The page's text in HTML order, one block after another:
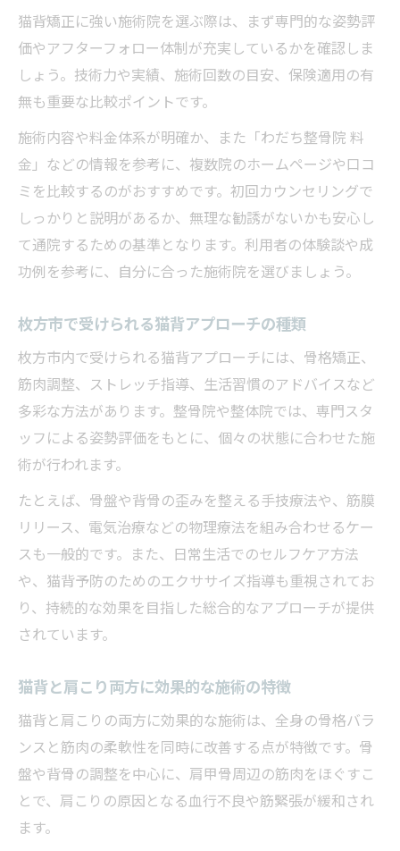
猫背矯正に強い施術院を選ぶ際は、まず専門的な姿勢評
価やアフターフォロー体制が充実しているかを確認しま
しょう。技術力や実績、施術回数の目安、保険適用の有
無も重要な比較ポイントです。
施術内容や料金体系が明確か、また「わだち整骨院 料
金」などの情報を参考に、複数院のホームページや口コ
ミを比較するのがおすすめです。初回カウンセリングで
しっかりと説明があるか、無理な勧誘がないかも安心し
て通院するための基準となります。利用者の体験談や成
功例を参考に、自分に合った施術院を選びましょう。
枚方市で受けられる猫背アプローチの種類
枚方市内で受けられる猫背アプローチには、骨格矯正、
筋肉調整、ストレッチ指導、生活習慣のアドバイスなど
多彩な方法があります。整骨院や整体院では、専門スタ
ッフによる姿勢評価をもとに、個々の状態に合わせた施
術が行われます。
たとえば、骨盤や背骨の歪みを整える手技療法や、筋膜
リリース、電気治療などの物理療法を組み合わせるケー
スも一般的です。また、日常生活でのセルフケア方法
や、猫背予防のためのエクササイズ指導も重視されてお
り、持続的な効果を目指した総合的なアプローチが提供
されています。
猫背と肩こり両方に効果的な施術の特徴
猫背と肩こりの両方に効果的な施術は、全身の骨格バラ
ンスと筋肉の柔軟性を同時に改善する点が特徴です。骨
盤や背骨の調整を中心に、肩甲骨周辺の筋肉をほぐすこ
とで、肩こりの原因となる血行不良や筋緊張が緩和され
ます。